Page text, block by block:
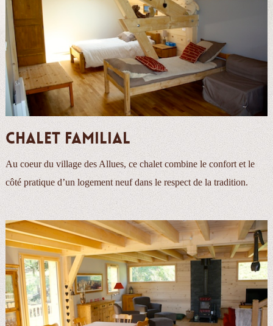
Chalet familial
Au coeur du village des Allues, ce chalet combine le confort et le
côté pratique d’un logement neuf dans le respect de la tradition.